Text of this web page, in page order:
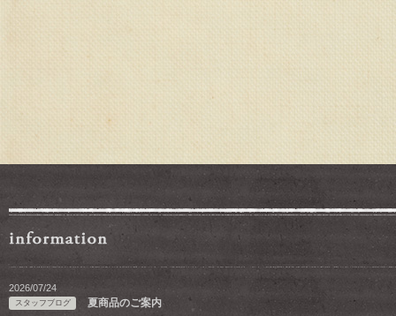
2026/07/24
スタッフブログ 夏商品のご案内